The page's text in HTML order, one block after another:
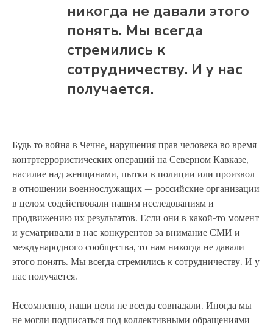
никогда не давали этого
понять. Мы всегда
стремились к
сотрудничеству. И у нас
получается.
Будь то война в Чечне, нарушения прав человека во время
контртеррористических операций на Северном Кавказе,
насилие над женщинами, пытки в полиции или произвол
в отношении военнослужащих — российские организации
в целом содействовали нашим исследованиям и
продвижению их результатов. Если они в какой-то момент
и усматривали в нас конкурентов за внимание СМИ и
международного сообщества, то нам никогда не давали
этого понять. Мы всегда стремились к сотрудничеству. И у
нас получается.
Несомненно, наши цели не всегда совпадали. Иногда мы
не могли подписаться под коллективными обращениями